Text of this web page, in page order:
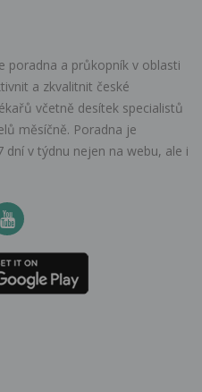
poradna a průkopník v oblasti
a zkvalitnit české
včetně desítek specialistů
měsíčně. Poradna je
v týdnu nejen na webu, ale i